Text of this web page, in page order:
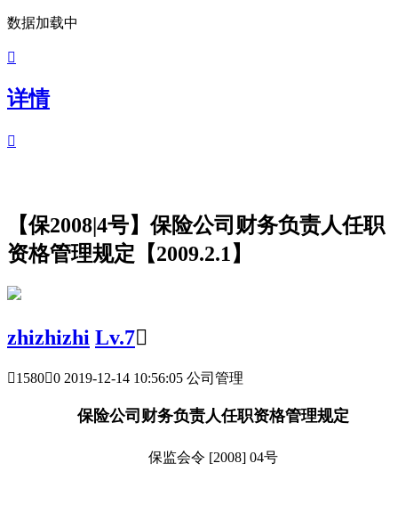
数据加载中

详情

【保2008|4号】保险公司财务负责人任职
资格管理规定【2009.2.1】
zhizhizhi Lv.7
15800 2019-12-14 10:56:05 公司管理
保险公司财务负责人任职资格管理规定
保监会令 [2008] 04号